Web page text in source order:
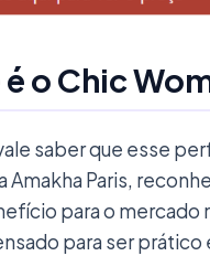
é o Chic
saber que esse
Amakha Paris,
para o mercado
para ser